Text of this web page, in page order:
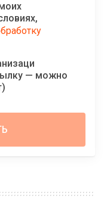
— можно